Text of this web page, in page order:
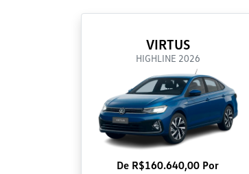
VIRTUS
HIGHLINE 2026
De R$160.640,00 Por